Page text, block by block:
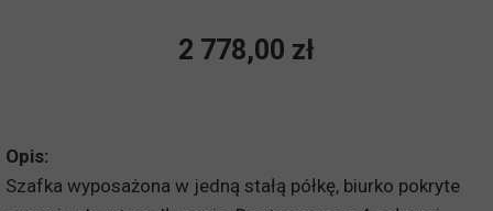
2 778,00 zł
Opis:
Szafka wyposażona w jedną stałą półkę, biurko pokryte